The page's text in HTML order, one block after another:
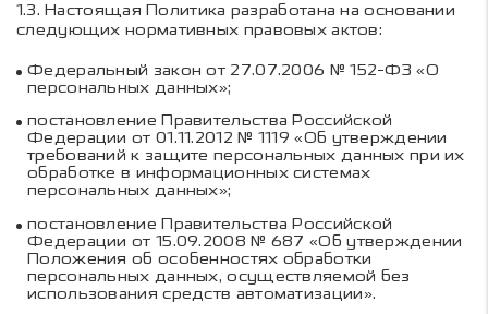
1.3. Настоящая Политика разработана на основании
следующих нормативных правовых актов:
Федеральный закон от 27.07.2006 № 152-ФЗ «О
персональных данных»;
постановление Правительства Российской
Федерации от 01.11.2012 № 1119 «Об утверждении
требований к защите персональных данных при их
обработке в информационных системах
персональных данных»;
постановление Правительства Российской
Федерации от 15.09.2008 № 687 «Об утверждении
Положения об особенностях обработки
персональных данных, осуществляемой без
использования средств автоматизации».